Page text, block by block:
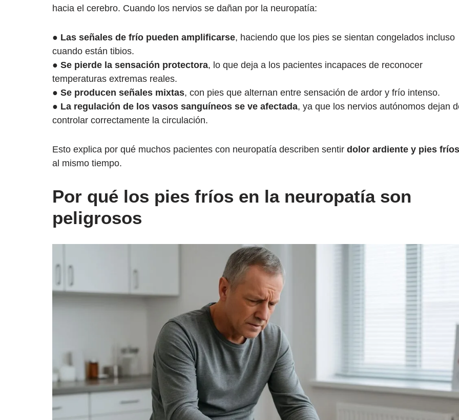
hacia el cerebro. Cuando los nervios se dañan por la neuropatía:
● Las señales de frío pueden amplificarse, haciendo que los pies se sientan congelados incluso
cuando están tibios.
● Se pierde la sensación protectora, lo que deja a los pacientes incapaces de reconocer
temperaturas extremas reales.
● Se producen señales mixtas, con pies que alternan entre sensación de ardor y frío intenso.
● La regulación de los vasos sanguíneos se ve afectada, ya que los nervios autónomos dejan
controlar correctamente la circulación.
Esto explica por qué muchos pacientes con neuropatía describen sentir dolor ardiente y pies fríos
al mismo tiempo.
Por qué los pies fríos en la neuropatía son
peligrosos